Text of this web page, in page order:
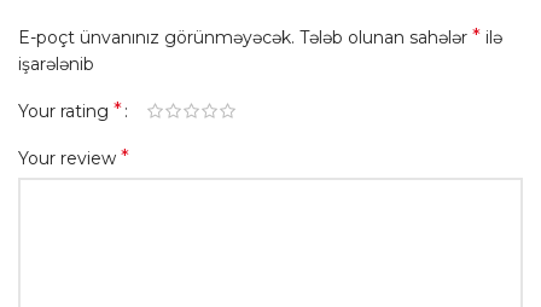
E-poçt ünvanınız görünməyəcək. Tələb olunan sahələr * ilə
işarələnib
Your rating *
Your review *